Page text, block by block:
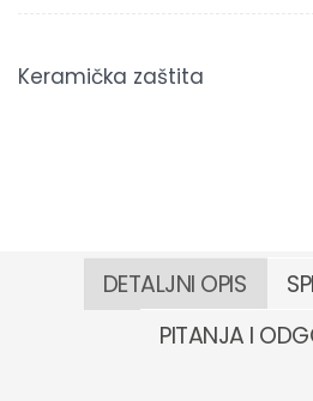
Keramička zaštita
DETALJNI OPIS
PITANJA I